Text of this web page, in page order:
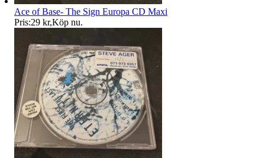
Ace of Base- The Sign Europa CD Maxi
Pris:29 kr,Köp nu.